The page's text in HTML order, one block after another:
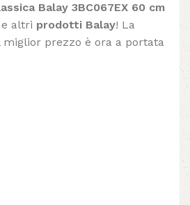
Balay 3BC067EX 60 cm
e altri prodotti Balay! La
prezzo è ora a portata